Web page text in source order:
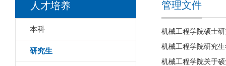
人才培养
本科
研究生
管理文件
机械工程学院硕士
机械工程学院研究
机械工程学院关于